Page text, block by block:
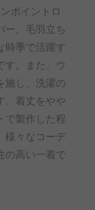
ポイントロ
ー。毛羽立ち
時季で活躍す
す。また、ウ
施し、洗濯の
。着丈をやや
で製作した程
様々なコーデ
の高い一着で